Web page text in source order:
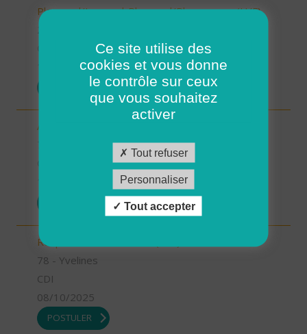
Plouarzel/Lampaul-Plouarzel/Ploumoguer (H/F)
10/10/2025
POSTULER
Auxiliaire de vie sociale - Randens (73220) (H/F)
Responsable de secteur (H/F)
78 - Yvelines
CDI
08/10/2025
POSTULER
Ce site utilise des
cookies et vous donne
le contrôle sur ceux
que vous souhaitez
activer
Tout refuser
Personnaliser
Tout accepter